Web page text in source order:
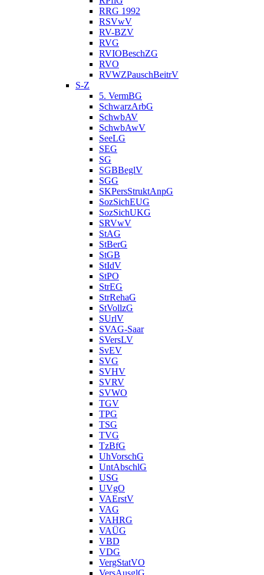
RRG 1992
RSVwV
RV-BZV
RVG
RVIOBeschZG
RVO
RVWZPauschBeitrV
S-Z
5. VermBG
SchwarzArbG
SchwbAV
SchwbAwV
SeeLG
SEG
SG
SGBBeglV
SGG
SKPersStruktAnpG
SozSichEUG
SozSichUKG
SRVwV
StAG
StBerG
StGB
StIdV
StPO
StrEG
StrRehaG
StVollzG
SUrlV
SVAG-Saar
SVersLV
SvEV
SVG
SVHV
SVRV
SVWO
TGV
TPG
TSG
TVG
TzBfG
UhVorschG
UntAbschlG
USG
UVgO
VAErstV
VAG
VAHRG
VAÜG
VBD
VDG
VergStatVO
VersAusglG